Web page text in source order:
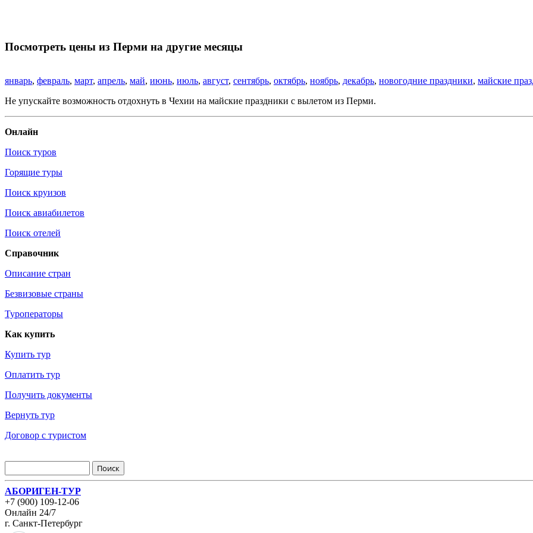
Посмотреть цены из Перми на другие месяцы
январь, февраль, март, апрель, май, июнь, июль, август, сентябрь, октябрь, ноябрь, декабрь, новогодние праздники, майские
Не упускайте возможность отдохнуть в Чехии на майские праздники с вылетом из Перми.
Онлайн
Поиск туров
Горящие туры
Поиск круизов
Поиск авиабилетов
Поиск отелей
Справочник
Описание стран
Безвизовые страны
Туроператоры
Как купить
Купить тур
Оплатить тур
Получить документы
Вернуть тур
Договор с туристом
АБОРИГЕН-ТУР
+7 (900) 109-12-06
Онлайн 24/7
г. Санкт-Петербург